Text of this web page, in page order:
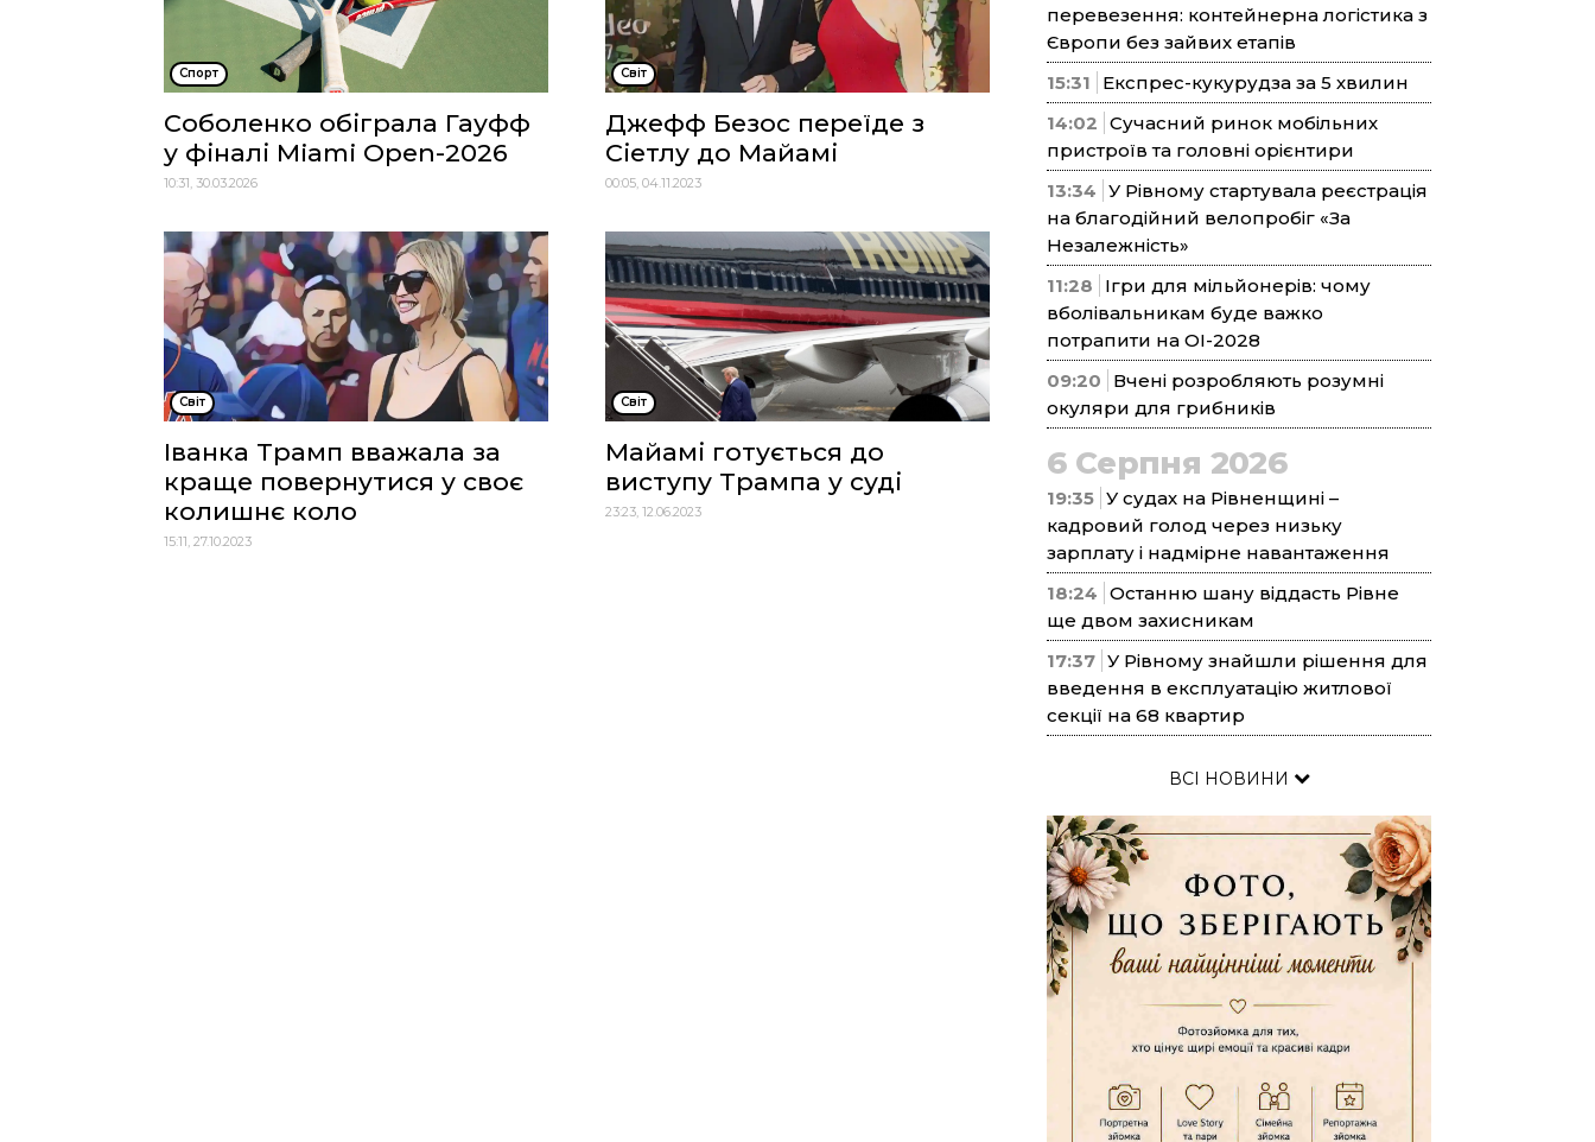
Спорт
Соболенко обіграла Гауфф
у фіналі Miami Open-2026
10:31, 30.03.2026
Cвіт
Джефф Безос переїде з
Сіетлу до Майамі
00:05, 04.11.2023
Cвіт
Іванка Трамп вважала за
краще повернутися у своє
колишнє коло
15:11, 27.10.2023
Cвіт
Майамі готується до
виступу Трампа у суді
23:23, 12.06.2023
перевезення: контейнерна логістика з
Європи без зайвих етапів
15:31
Експрес-кукурудза за 5 хвилин
14:02 Сучасний ринок мобільних
пристроїв та головні орієнтири
13:34 У Рівному стартувала реєстрація
на благодійний велопробіг «За
Незалежність»
11:28
Ігри для мільйонерів: чому
вболівальникам буде важко
потрапити на ОІ-2028
09:20
Вчені розробляють розумні
окуляри для грибників
6 Серпня 2026
19:35 У судах на Рівненщині –
кадровий голод через низьку
зарплату і надмірне навантаження
18:24 Останню шану віддасть Рівне
ще двом захисникам
17:37 У Рівному знайшли рішення для
введення в експлуатацію житлової
секції на 68 квартир
ВСІ НОВИНИ